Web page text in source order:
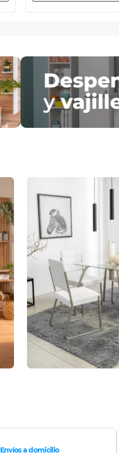
Envíos a domicilio